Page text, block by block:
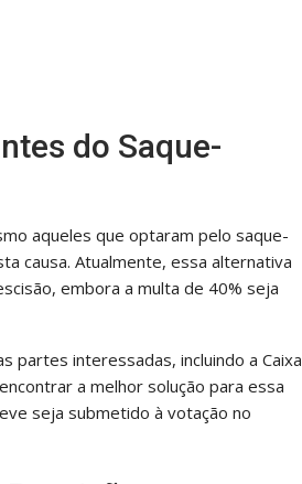
do Saque-
aqueles que optaram pelo saque-
causa. Atualmente, essa alternativa
embora a multa de 40% seja
partes interessadas, incluindo a Caixa
a melhor solução para essa
seja submetido à votação no